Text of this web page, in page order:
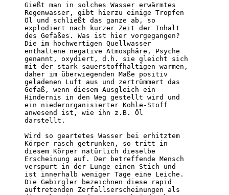
Gießt man in solches Wasser erwärmtes
Regenwasser, gibt hierzu einige Tropfen
Öl und schließt das ganze ab, so
explodiert nach kurzer Zeit der Inhalt
des Gefäßes. Was ist hier vorgegangen?
Die im hochwertigen Quellwasser
enthaltene negative Atmosphäre, Psyche
genannt, oxydiert, d.h. sie gleicht sich
mit der stark sauerstoffhaltigen warmen,
daher im überwiegenden Maße positiv
geladenen Luft aus und zertrümmert das
Gefäß, wenn diesem Ausgleich ein
Hindernis in den Weg gestellt wird und
ein niederorganisierter Kohle-Stoff
anwesend ist, wie ihn z.B. Öl
darstellt.
Wird so geartetes Wasser bei erhitztem
Körper rasch getrunken, so tritt in
diesem Körper natürlich dieselbe
Erscheinung auf. Der betreffende Mensch
verspürt in der Lunge einen Stich und
ist innerhalb weniger Tage eine Leiche.
Die Gebirgler bezeichnen diese rapid
auftretenden Zerfallserscheinungen als